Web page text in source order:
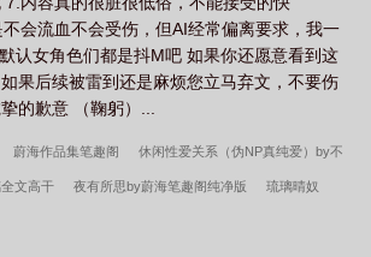
会流血不会受伤，但AI经常偏离要求，我一
认女角色们都是抖M吧 如果你还愿意看到这
果后续被雷到还是麻烦您立马弃文，不要伤
的歉意 （鞠躬）...
蔚海作品集笔趣阁 休闲性爱关系（伪NP真纯爱）by不
文高干 夜有所思by蔚海笔趣阁纯净版 琉璃晴奴